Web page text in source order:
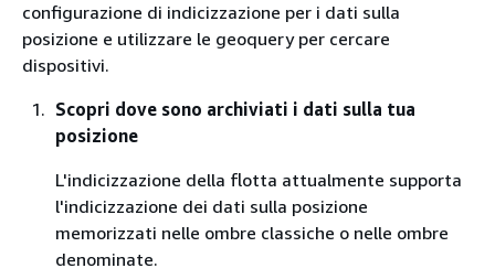
configurazione di indicizzazione per i dati sulla
posizione e utilizzare le geoquery per cercare
dispositivi.
Scopri dove sono archiviati i dati sulla tua
posizione
L'indicizzazione della flotta attualmente supporta
l'indicizzazione dei dati sulla posizione
memorizzati nelle ombre classiche o nelle ombre
denominate.